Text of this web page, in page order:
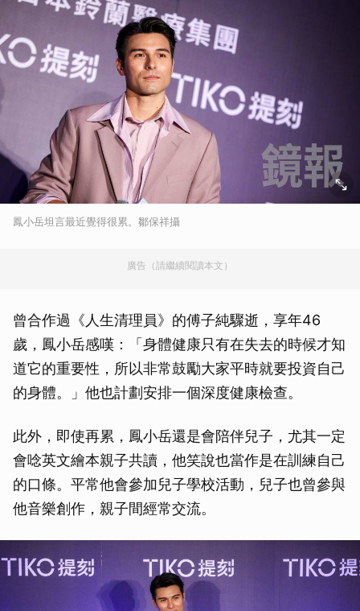
鳳小岳坦言最近覺得很累。鄒保祥攝
廣告（請繼續閱讀本文）
曾合作過《人生清理員》的傅子純驟逝，享年46
歲，鳳小岳感嘆：「身體健康只有在失去的時候才知
道它的重要性，所以非常鼓勵大家平時就要投資自己
的身體。」他也計劃安排一個深度健康檢查。
此外，即使再累，鳳小岳還是會陪伴兒子，尤其一定
會唸英文繪本親子共讀，他笑說也當作是在訓練自己
的口條。平常他會參加兒子學校活動，兒子也曾參與
他音樂創作，親子間經常交流。